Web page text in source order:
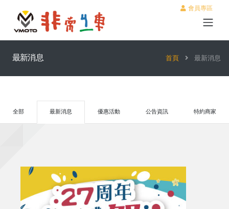
會員專區
最新消息 首頁 最新消息
全部 最新消息 優惠活動 公告資訊 特約商家